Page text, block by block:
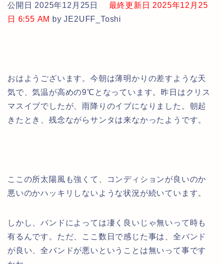
公開日 2025年12月25日
最終更新日 2025年12月25
日 6:55 AM by JE2UFF_Toshi
おはようございます。今朝は薄明かりの差すような天
気で、気温が高めの9℃となっています。昨日はクリス
マスイブでしたが、雨降りのイブになりました。朝起
きたとき、残念ながらサンタは来なかったようです。
ここの所太陽風も強くて、コンディションが良いのか
悪いのかハッキリしないような状況が続いています。
しかし、バンドによっては凄く良いじゃ無いって時も
有るんです。ただ、ここ数日で感じた事は、全バンド
が良い、全バンドが悪いということは無いって事です